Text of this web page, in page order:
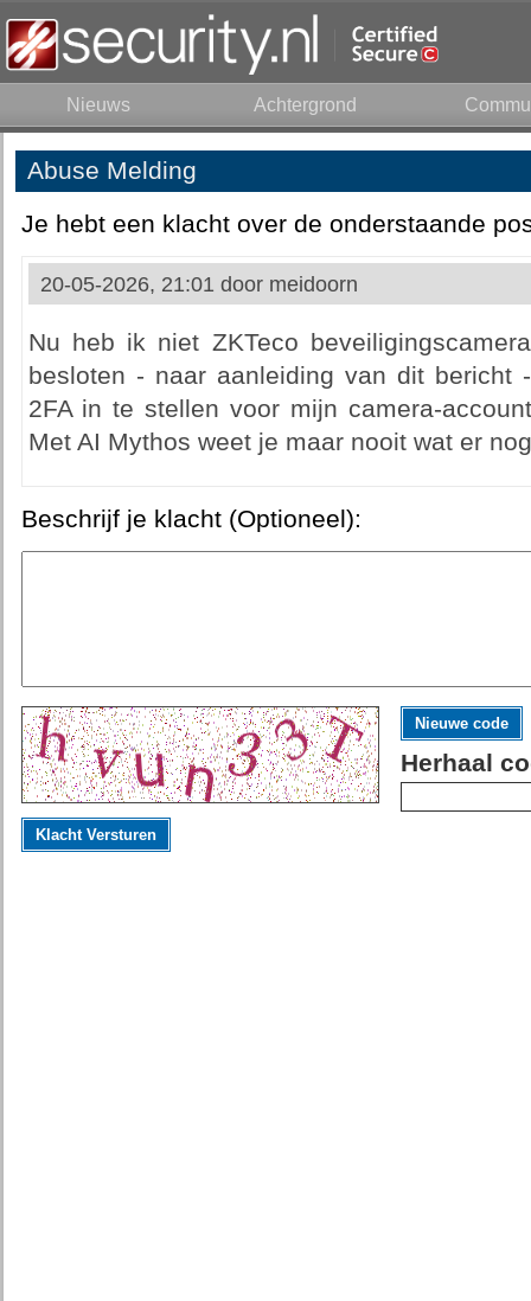
Nieuws Achtergrond
Abuse Melding
Je hebt een klacht over de onderstaande
20-05-2026, 21:01 door meidoorn
Nu heb ik niet ZKTeco
besloten - naar aanleiding van dit bericht
2FA in te stellen voor mijn camera-
Met AI Mythos weet je maar nooit wat er
Beschrijf je klacht (Optioneel):
Nieuwe code
Herhaal
Klacht Versturen